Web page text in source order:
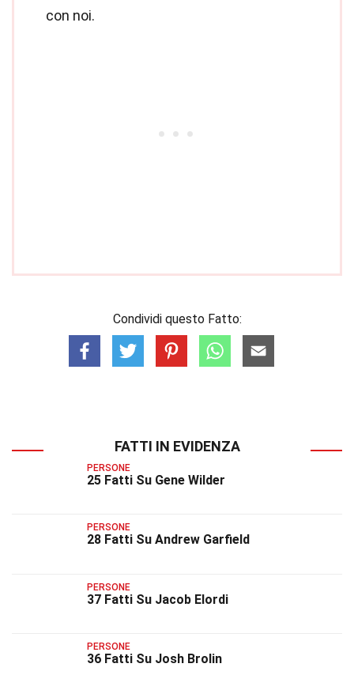
con noi.
Condividi questo Fatto:
FATTI IN EVIDENZA
PERSONE
25 Fatti Su Gene Wilder
PERSONE
28 Fatti Su Andrew Garfield
PERSONE
37 Fatti Su Jacob Elordi
PERSONE
36 Fatti Su Josh Brolin